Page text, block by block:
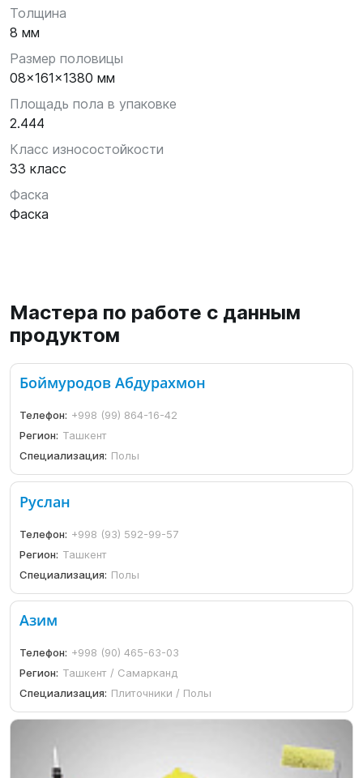
Толщина
8 мм
Размер половицы
08x161x1380 мм
Площадь пола в упаковке
2.444
Класс износостойкости
33 класс
Фаска
Фаска
Мастера по работе с данным
продуктом
Боймуродов Абдурахмон
Телефон: +998 (99) 864-16-42
Регион: Ташкент
Специализация: Полы
Руслан
Телефон: +998 (93) 592-99-57
Регион: Ташкент
Специализация: Полы
Азим
Телефон: +998 (90) 465-63-03
Регион: Ташкент / Самарканд
Специализация: Плиточники / Полы